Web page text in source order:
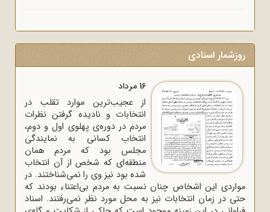
روزشمار اسنادی
16 مرداد
از عجیب‌ترین موارد تقلب در
انتخابات و نادیده گرفتن نظرات
مردم در دوره‌ی پهلوی اول و دوم،
انتخاب کسانی به نمایندگی
مجلس بود که مردم همان
منطقه‌ای که شخص از آن انتخاب
شده بود نیز وی را نمی‌شناختند. در
مواردی این اشخاص چنان نسبت به مردم بی‌اعتناء بودند که
حتی در زمان انتخابات نیز به محل مورد نظر نمی‌رفتند. اسناد